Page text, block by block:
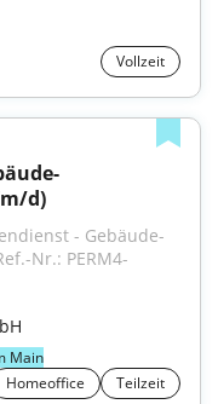
Vollzeit
d)
Nr.: PERM4-
Main
Homeoffice
Teilzeit